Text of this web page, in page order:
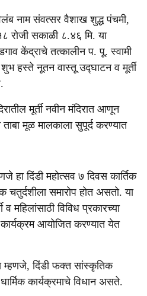
नाम संवत्सर वैशाख शुद्ध पंचमी,
रोजी सकाळी ८.४६ मि. या
केंद्राचे तत्कालीन प. पू. स्वामी
शुभ हस्ते नूतन वास्तू उद्घाटन व मूर्ती
मूर्ती नवीन मंदिरात आणून
मूळ मालकाला सुपूर्द करण्यात
हा दिंडी महोत्सव ७ दिवस कार्तिक
चतुर्दशीला समारोप होत असतो. या
व महिलांसाठी विविध प्रकारच्या
कार्यक्रम आयोजित करण्यात येत
म्हणजे, दिंडी फक्त सांस्कृतिक
कार्यक्रमाचे विधान असते.